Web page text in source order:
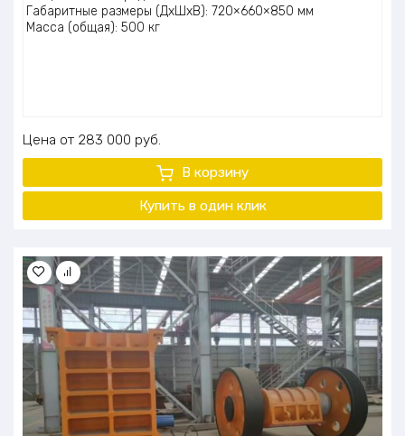
Габаритные размеры (ДхШхВ): 720×660×850 мм
Масса (общая): 500 кг
Цена 283 000 руб.
В корзину
Купить в один клик